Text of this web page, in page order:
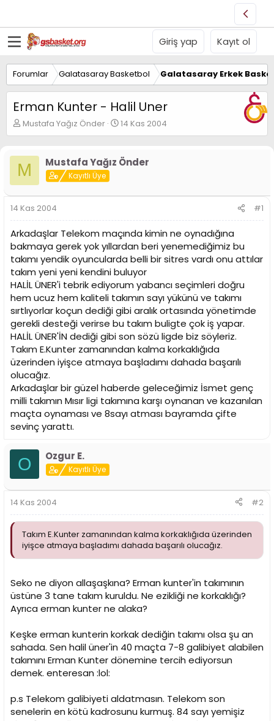
Giriş yap Kayıt ol
Forumlar Galatasaray Basketbol Galatasaray Erkek
Erman Kunter - Halil Uner
K
o
u
y
u
B
a
ş
l
a
t
a
n
Mustafa Yağız Önder
B
a
l
a
ı
t
a
r
i
h
i
14 Kas 2004
M Mustafa Yağız Önder
Kayıtlı Üye
14 Kas 2004 #1
Arkadaşlar Telekom maçında kimin ne oynadığına
bakmaya gerek yok yıllardan beri yenemediğimiz bu
takımı yendik oyuncularda belli bir sitres vardı onu attılar
takım yeni yeni kendini buluyor
HALİL ÜNER'i tebrik ediyorum yabancı seçimleri doğru
hem ucuz hem kaliteli takımın sayı yükünü ve takımı
sırtlıyorlar koçun dediği gibi aralık ortasında yönetimde
gerekli desteği verirse bu takım buligte çok iş yapar.
HALİL ÜNER'İN dediği gibi son sözü ligde biz söyleriz.
Takım E.Kunter zamanından kalma korkaklığıda
üzerinden iyişce atmaya başladımı dahada başarılı
olucağız.
Arkadaşlar bir güzel haberde geleceğimiz İsmet genç
milli takımın Mısır ligi takımına karşı oynanan ve kazanılan
maçta oynaması ve 8sayı atması bayramda çifte
sevinç yarattı.
O Ozgur E.
Kayıtlı Üye
14 Kas 2004 #2
Takım E.Kunter zamanından kalma korkaklığıda üzerinden
iyişce atmaya başladımı dahada başarılı olucağız.
Seko ne diyon allaşaşkına? Erman kunter'in takımının
üstüne 3 tane takım kuruldu. Ne ezikliği ne korkaklığı?
Ayrıca erman kunter ne alaka?
Keşke erman kunterin korkak dediğin takımı olsa şu an
sahada. Sen halil üner'in 40 maçta 7-8 galibiyet alabilen
takımını Erman Kunter dönemine tercih ediyorsun
demek. enteresan :lol:
p.s Telekom galibiyeti aldatmasın. Telekom son
senelerin en kötü kadrosunu kurmuş. 84 sayı yemişiz